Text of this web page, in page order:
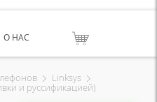
О НАС
Linksys
и руссификацией)